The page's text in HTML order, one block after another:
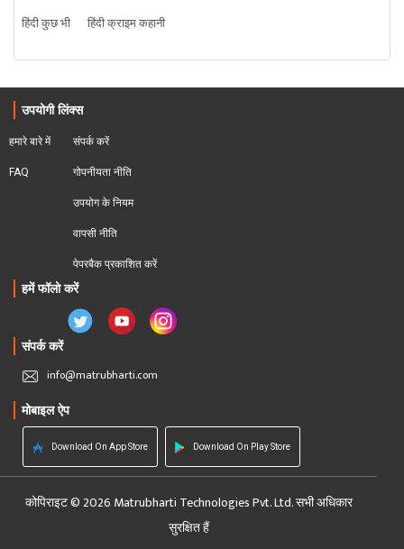
हिंदी कुछ भी
हिंदी क्राइम कहानी
उपयोगी लिंक्स
हमारे बारे में
FAQ
संपर्क करें
गोपनीयता नीति
उपयोग के नियम
वापसी नीति
पेपरबैक प्रकाशित करें
हमें फॉलो करें
संपर्क करें
info@matrubharti.com
मोबाइल ऐप
Download On App Store Download On Play Store
कोपिराइट © 2026 Matrubharti Technologies Pvt. Ltd. सभी अधिकार
सुरक्षित हैं